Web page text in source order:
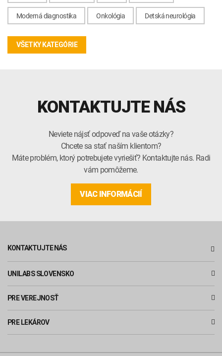
Moderná diagnostika Onkológia Detská neurológia
VŠETKY KATEGÓRIE
KONTAKTUJTE NÁS
Neviete nájsť odpoveď na vaše otázky?
Chcete sa stať naším klientom?
Máte problém, ktorý potrebujete vyriešiť? Kontaktujte nás. Radi
vám pomôžeme.
VIAC INFORMÁCIÍ
KONTAKTUJTE NÁS
UNILABS SLOVENSKO
PRE VEREJNOSŤ
PRE LEKÁROV